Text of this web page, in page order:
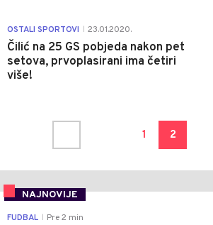
OSTALI SPORTOVI 23.01.2020.
Čilić na 25 GS pobjeda nakon pet
setova, prvoplasirani ima četiri
više!
1 2
NAJNOVIJE
FUDBAL Pre 2 min